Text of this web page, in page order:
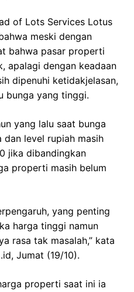
of Lots Services Lotus
meski dengan
bahwa pasar properti
apalagi dengan keadaan
dipenuhi ketidakjelasan,
bunga yang tinggi.
yang lalu saat bunga
dan level rupiah masih
jika dibandingkan
properti masih belum
yang penting
harga tinggi namun
rasa tak masalah,” kata
Jumat (19/10).
properti saat ini ia